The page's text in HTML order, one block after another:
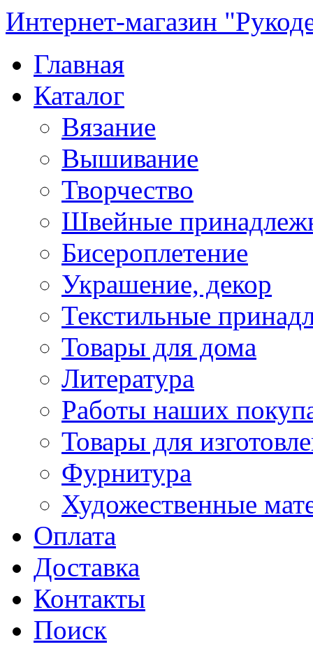
Интернет-магазин
Главная
Каталог
Вязание
Вышивание
Творчество
Швейные
Бисероплетение
Украшение, декор
Текстильные
Товары для дома
Литература
Работы наших
Товары для
Фурнитура
Художественные
Оплата
Доставка
Контакты
Поиск